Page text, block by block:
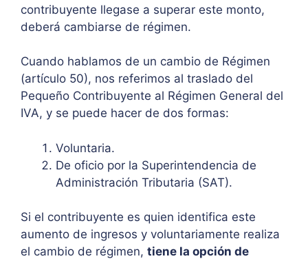
contribuyente llegase a superar este monto,
deberá cambiarse de régimen.
Cuando hablamos de un cambio de Régimen
(artículo 50), nos referimos al traslado del
Pequeño Contribuyente al Régimen General del
IVA, y se puede hacer de dos formas:
Voluntaria.
De oficio por la Superintendencia de
Administración Tributaria (SAT).
Si el contribuyente es quien identifica este
aumento de ingresos y voluntariamente realiza
el cambio de régimen, tiene la opción de